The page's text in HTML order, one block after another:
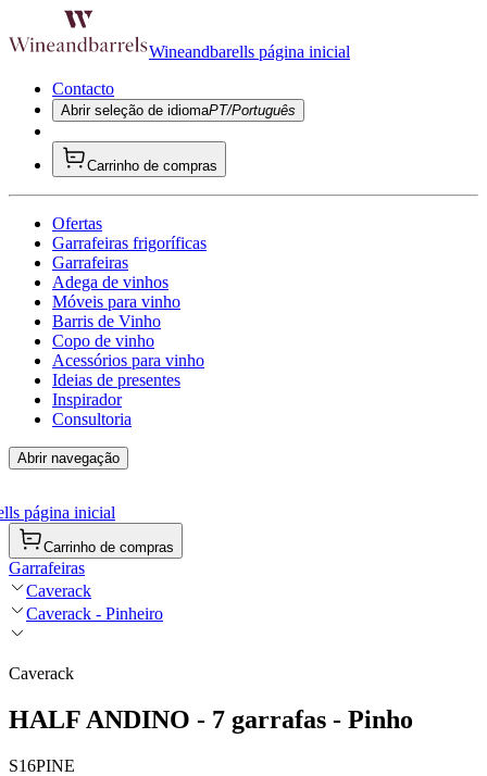
Wineandbarells página inicial
Contacto
Abrir seleção de idiomaPT/Português
Carrinho de compras
Ofertas
Garrafeiras frigoríficas
Garrafeiras
Adega de vinhos
Móveis para vinho
Barris de Vinho
Copo de vinho
Acessórios para vinho
Ideias de presentes
Inspirador
Consultoria
Abrir navegação
página inicial
Carrinho de compras
Garrafeiras
Caverack
Caverack - Pinheiro
Caverack
HALF ANDINO - 7 garrafas - Pinho
S16PINE